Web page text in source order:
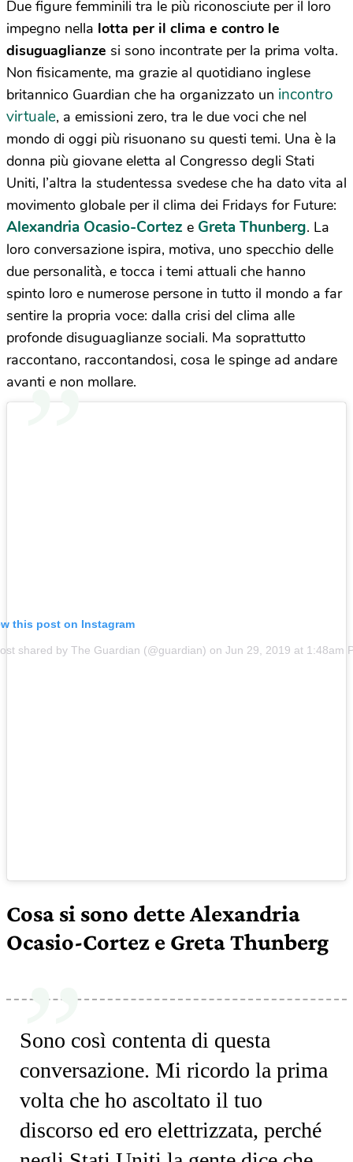
Due figure femminili tra le più riconosciute per il loro
impegno nella lotta per il clima e contro le
disuguaglianze si sono incontrate per la prima volta.
Non fisicamente, ma grazie al quotidiano inglese
britannico Guardian che ha organizzato un incontro
virtuale, a emissioni zero, tra le due voci che nel
mondo di oggi più risuonano su questi temi. Una è la
donna più giovane eletta al Congresso degli Stati
Uniti, l’altra la studentessa svedese che ha dato vita al
movimento globale per il clima dei Fridays for Future:
Alexandria Ocasio-Cortez e Greta Thunberg. La
loro conversazione ispira, motiva, uno specchio delle
due personalità, e tocca i temi attuali che hanno
spinto loro e numerose persone in tutto il mondo a far
sentire la propria voce: dalla crisi del clima alle
profonde disuguaglianze sociali. Ma soprattutto
raccontano, raccontandosi, cosa le spinge ad andare
avanti e non mollare.
this post on Instagram
shared by The Guardian (@guardian) on Jun 29, 2019 at 1:48am
Cosa si sono dette Alexandria
Ocasio-Cortez e Greta Thunberg
Sono così contenta di questa
conversazione. Mi ricordo la prima
volta che ho ascoltato il tuo
discorso ed ero elettrizzata, perché